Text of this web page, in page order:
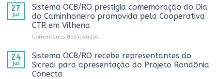
Rondônia
e
reconhece
de
comunicação
cooperativista
fortalece
Rondônia
e
no
AnuárioCoop
2026
27
jul
Sistema OCB/RO prestigia comemoração do Dia
do Caminhoneiro promovida pela Cooperativa
CTR em Vilhena
Comentários desativados
OCB/RO
prestigia
comemoração
24
jul
Sistema OCB/RO recebe representantes do
Sicredi para apresentação do Projeto Rondônia
Conecta